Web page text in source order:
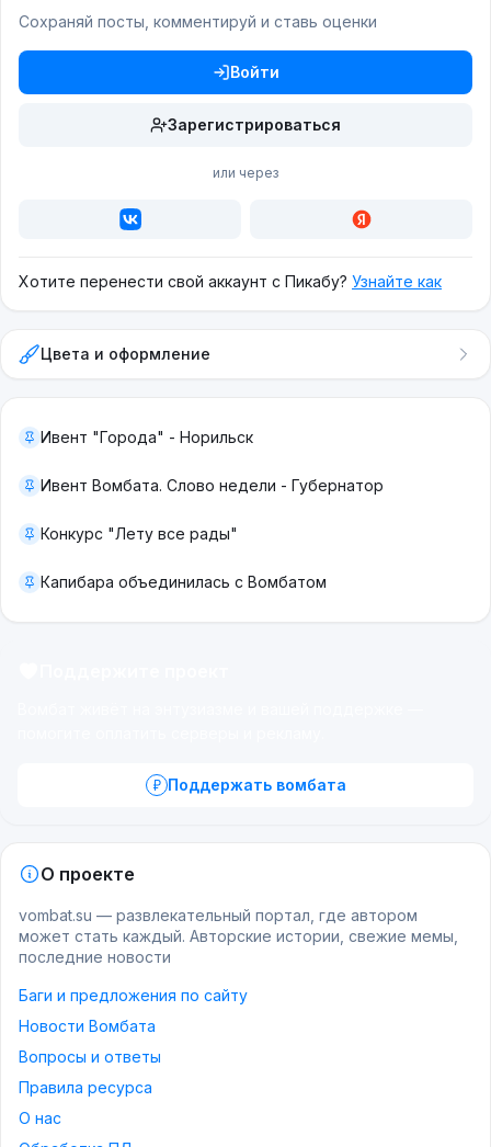
Сохраняй посты, комментируй и ставь оценки
Войти
Зарегистрироваться
или через
Хотите перенести свой аккаунт с Пикабу? Узнайте как
Цвета и оформление
Ивент "Города" - Норильск
Ивент Вомбата. Слово недели - Губернатор
Конкурс "Лету все рады"
Капибара объединилась с Вомбатом
Поддержать вомбата
О проекте
vombat.su — развлекательный портал, где автором
может стать каждый. Авторские истории, свежие мемы,
последние новости
Баги и предложения по сайту
Новости Вомбата
Вопросы и ответы
Правила ресурса
О нас